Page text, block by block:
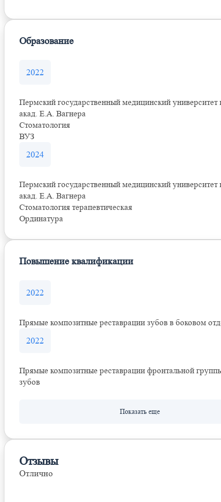
Образование
2022
Пермский государственный медицинский университет
акад. Е.А. Вагнера
Стоматология
ВУЗ
2024
Пермский государственный медицинский университет
акад. Е.А. Вагнера
Стоматология терапевтическая
Ординатура
Повышение квалификации
2022
Прямые композитные реставрации зубов в боковом
2022
Прямые композитные реставрации фронтальной
зубов
Отзывы
Отлично